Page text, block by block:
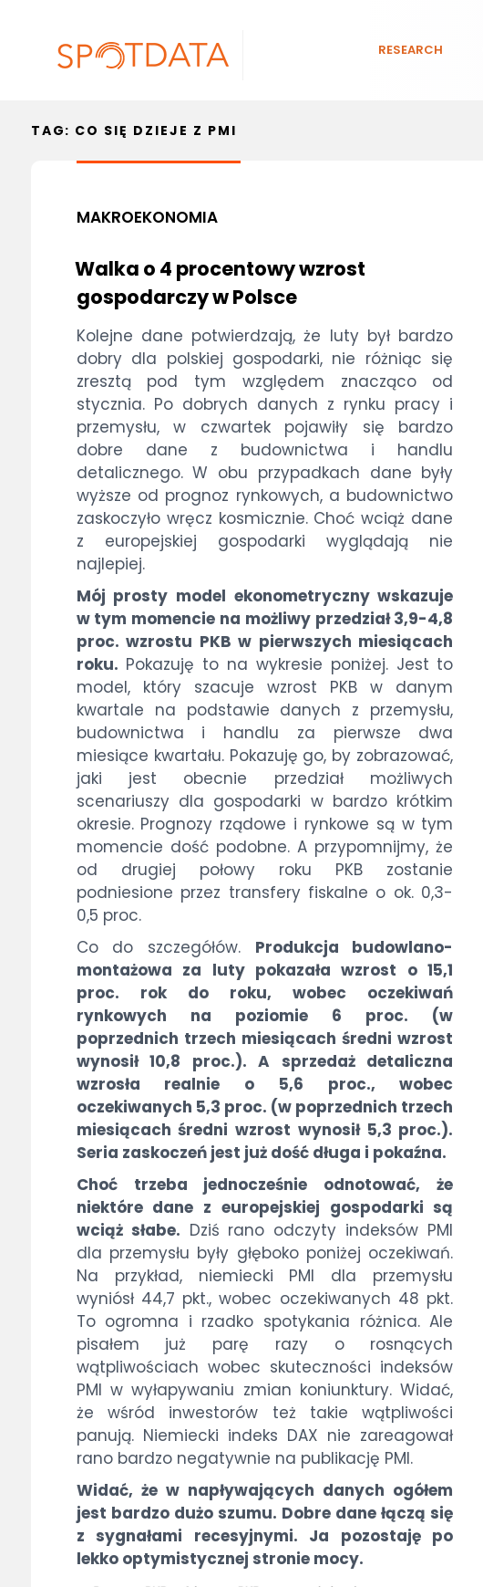
RESEARCH
TAG: CO SIĘ DZIEJE Z PMI
MAKROEKONOMIA
Walka o 4 procentowy wzrost
gospodarczy w Polsce
Kolejne dane potwierdzają, że luty był bardzo
dobry dla polskiej gospodarki, nie różniąc się
zresztą pod tym względem znacząco od
stycznia. Po dobrych danych z rynku pracy i
przemysłu, w czwartek pojawiły się bardzo
dobre dane z budownictwa i handlu
detalicznego. W obu przypadkach dane były
wyższe od prognoz rynkowych, a budownictwo
zaskoczyło wręcz kosmicznie. Choć wciąż dane
z europejskiej gospodarki wyglądają nie
najlepiej.
Mój prosty model ekonometryczny wskazuje
w tym momencie na możliwy przedział 3,9-4,8
proc. wzrostu PKB w pierwszych miesiącach
roku. Pokazuję to na wykresie poniżej. Jest to
model, który szacuje wzrost PKB w danym
kwartale na podstawie danych z przemysłu,
budownictwa i handlu za pierwsze dwa
miesiące kwartału. Pokazuję go, by zobrazować,
jaki jest obecnie przedział możliwych
scenariuszy dla gospodarki w bardzo krótkim
okresie. Prognozy rządowe i rynkowe są w tym
momencie dość podobne. A przypomnijmy, że
od drugiej połowy roku PKB zostanie
podniesione przez transfery fiskalne o ok. 0,3-
0,5 proc.
Co do szczegółów. Produkcja budowlano-
montażowa za luty pokazała wzrost o 15,1
proc. rok do roku, wobec oczekiwań
rynkowych na poziomie 6 proc. (w
poprzednich trzech miesiącach średni wzrost
wynosił 10,8 proc.). A sprzedaż detaliczna
wzrosła realnie o 5,6 proc., wobec
oczekiwanych 5,3 proc. (w poprzednich trzech
miesiącach średni wzrost wynosił 5,3 proc.).
Seria zaskoczeń jest już dość długa i pokaźna.
Choć trzeba jednocześnie odnotować, że
niektóre dane z europejskiej gospodarki są
wciąż słabe. Dziś rano odczyty indeksów PMI
dla przemysłu były głęboko poniżej oczekiwań.
Na przykład, niemiecki PMI dla przemysłu
wyniósł 44,7 pkt., wobec oczekiwanych 48 pkt.
To ogromna i rzadko spotykania różnica. Ale
pisałem już parę razy o rosnących
wątpliwościach wobec skuteczności indeksów
PMI w wyłapywaniu zmian koniunktury. Widać,
że wśród inwestorów też takie wątpliwości
panują. Niemiecki indeks DAX nie zareagował
rano bardzo negatywnie na publikację PMI.
Widać, że w napływających danych ogółem
jest bardzo dużo szumu. Dobre dane łączą się
z sygnałami recesyjnymi. Ja pozostaję po
lekko optymistycznej stronie mocy.